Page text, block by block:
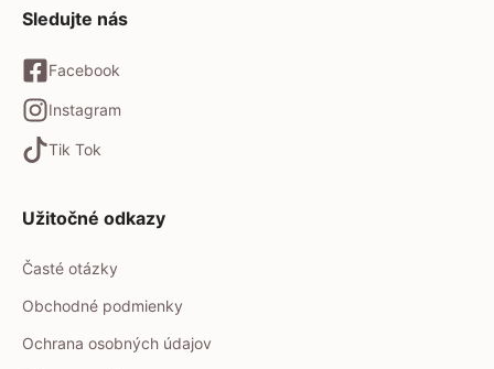
Sledujte nás
Facebook
Instagram
Tik Tok
Užitočné odkazy
Časté otázky
Obchodné podmienky
Ochrana osobných údajov